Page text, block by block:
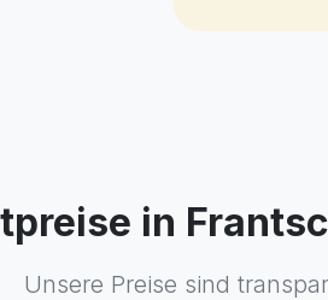
in
Unsere Preise sind